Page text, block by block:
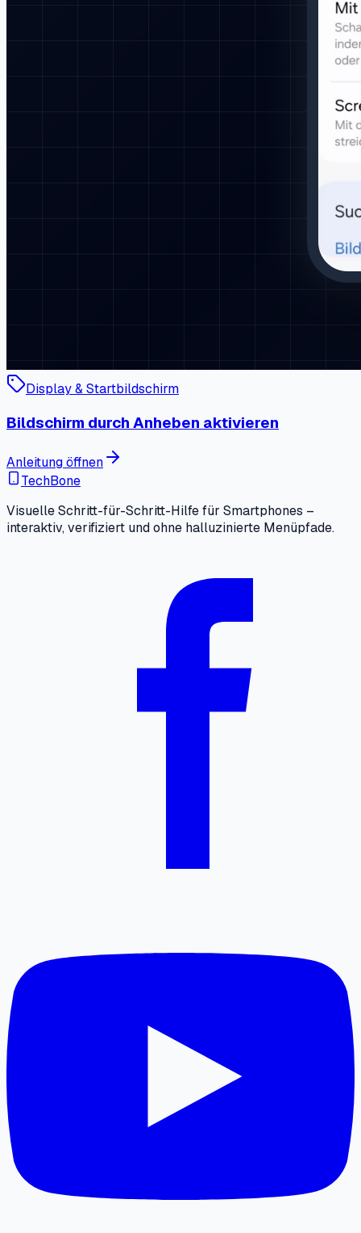
Display & Startbildschirm
Bildschirm durch Anheben aktivieren
Anleitung öffnen
TechBone
Visuelle Schritt-für-Schritt-Hilfe für Smartphones –
interaktiv, verifiziert und ohne halluzinierte Menüpfade.